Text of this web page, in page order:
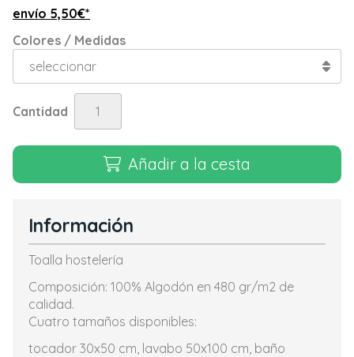
envío 5,50€*
Colores / Medidas
Cantidad
Añadir a la cesta
Información
Toalla hostelería
Composición: 100% Algodón en 480 gr/m2 de
calidad.
Cuatro tamaños disponibles:
tocador 30x50 cm, lavabo 50x100 cm, baño